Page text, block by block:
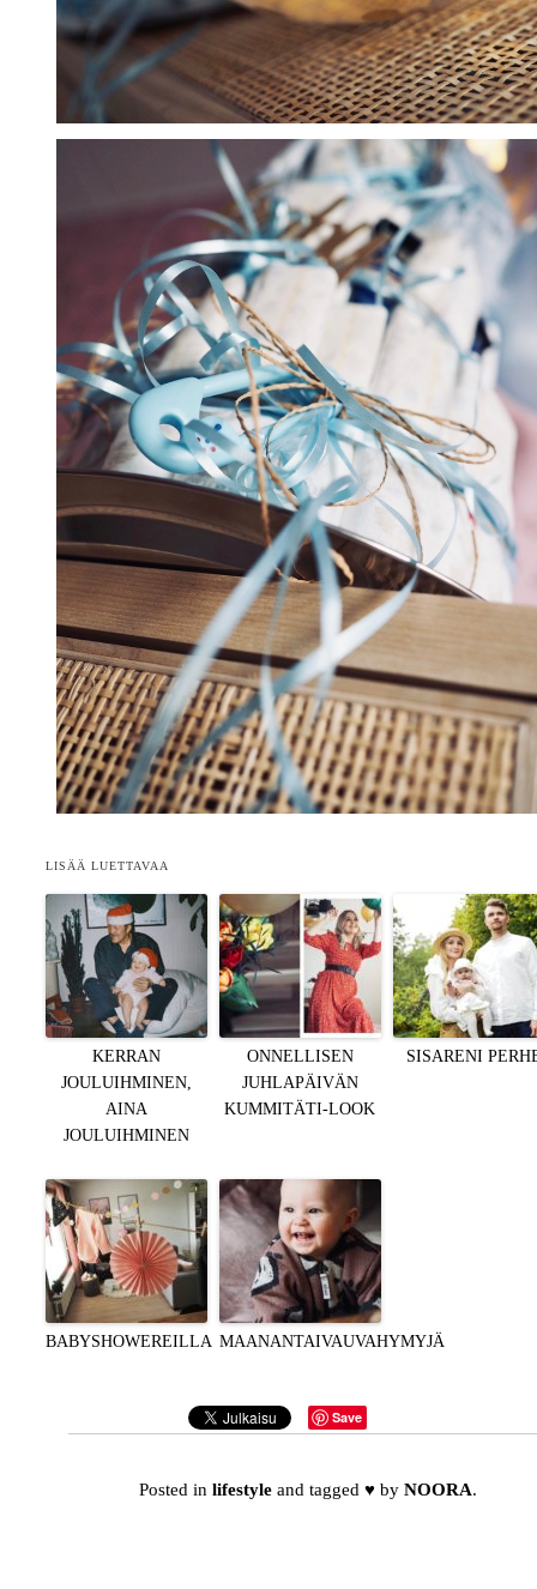
LISÄÄ LUETTAVAA
KERRAN
JOULUIHMINEN,
AINA
JOULUIHMINEN
ONNELLISEN
JUHLAPÄIVÄN
KUMMITÄTI-LOOK
SISARENI
BABYSHOWEREILLA MAANANTAIVAUVAHYMYJÄ
Save
Posted inlifestyle and tagged♥ byNOORA.